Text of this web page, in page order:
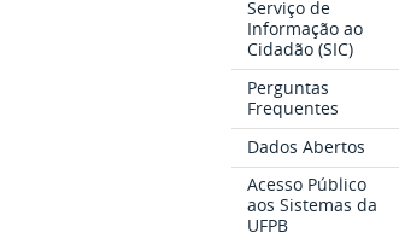
Serviço de
Informação ao
Cidadão (SIC)
Perguntas
Frequentes
Dados Abertos
Acesso Público
aos Sistemas da
UFPB